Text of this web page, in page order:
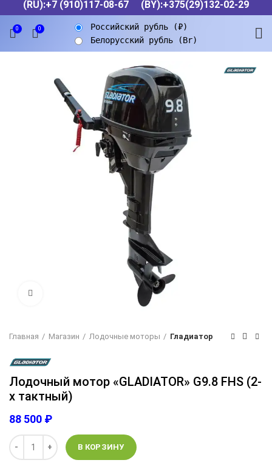
(RU):+7 (910)117-08-67 (BY):+375(29)132-02-29
0 0
Российский рубль (₽)
Белорусский рубль (Br)
Нажмите, чтобы увеличить изображение
Главная Магазин Лодочные моторы Гладиатор
Лодочный мотор «GLADIATOR» G9.8 FHS (2-
х тактный)
₽
В КОРЗИНУ